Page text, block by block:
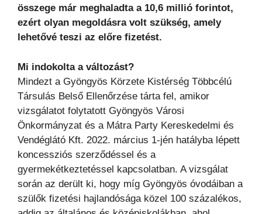
összege már meghaladta a 10,6 millió forintot,
ezért olyan megoldásra volt szükség, amely
lehetővé teszi az előre fizetést.
Mi indokolta a változást?
Mindezt a Gyöngyös Körzete Kistérség Többcélú
Társulás Belső Ellenőrzése tárta fel, amikor
vizsgálatot folytatott Gyöngyös Városi
Önkormányzat és a Mátra Party Kereskedelmi és
Vendéglátó Kft. 2022. március 1-jén hatályba lépett
koncessziós szerződéssel és a
gyermekétkeztetéssel kapcsolatban. A vizsgálat
során az derült ki, hogy míg Gyöngyös óvodáiban a
szülők fizetési hajlandósága közel 100 százalékos,